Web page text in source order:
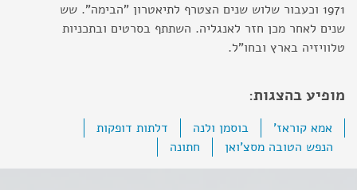
1971 וכעבור שלוש שנים הצטרף לתיאטרון "הבימה". שש
שנים לאחר מכן חזר לאנגליה. השתתף בסרטים ובתכניות
טלוויזיה בארץ ובחו"ל.
מופיע בהצגות:
אמא קוראז' בוסמן ולנה
דלתות דופקות
הנפש הטובה מסצ'ואן
חתונה